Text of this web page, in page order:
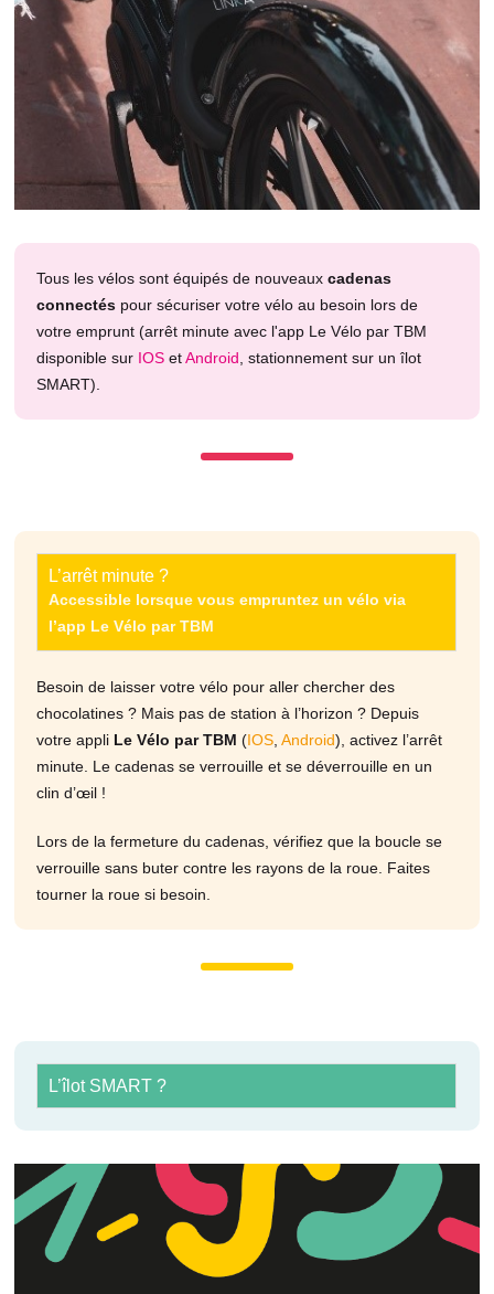
Tous les vélos sont équipés de nouveauxcadenas
connectés pour sécuriser votre vélo au besoin lors de
votre emprunt (arrêt minute avec l'app Le Vélo par TBM
disponible sur IOS etAndroid, stationnement sur un îlot
SMART).
L’arrêt minute ?​
Accessible lorsque vous empruntez un vélo via
l’app Le Vélo par TBM
Besoin de laisser votre vélo pour aller chercher des
chocolatines ? Mais pas de station à l’horizon ? Depuis
votre appli Le Vélo par TBM(IOS,Android), activez l’arrêt
minute. Le cadenas se verrouille et se déverrouille en un
clin d’œil !
Lors de la fermeture du cadenas, vérifiez que la boucle se
verrouille sans buter contre les rayons de la roue. Faites
tourner la roue si besoin.
L’îlot SMART ?